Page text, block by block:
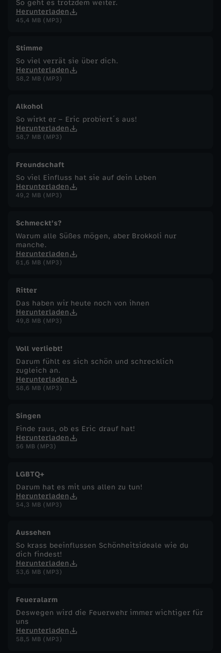
So geht es trotzdem weiter.
Herunterladen
45,4 MB (MP3)
Stimme
So viel verrät sie über dich.
Herunterladen
58,2 MB (MP3)
Alkohol
So wirkt er – Eric probiert´s aus!
Herunterladen
58,7 MB (MP3)
Freundschaft
So viel Einfluss hat sie auf dein Leben
Herunterladen
49,2 MB (MP3)
Schmeckt's?
Warum alle Süßes mögen, aber Brokkoli nur
manche.
Herunterladen
61,6 MB (MP3)
Ritter
Das haben wir heute noch von ihnen
Herunterladen
49,8 MB (MP3)
Voll verliebt!
Darum fühlt es sich schön und schrecklich
zugleich an.
Herunterladen
58,6 MB (MP3)
Singen
Finde raus, ob es Eric drauf hat!
Herunterladen
56 MB (MP3)
LGBTQ+
Darum hat es mit uns allen zu tun!
Herunterladen
54,3 MB (MP3)
Aussehen
So krass beeinflussen Schönheitsideale wie du
dich findest!
Herunterladen
53,6 MB (MP3)
Feueralarm
Deswegen wird die Feuerwehr immer wichtiger für
uns
Herunterladen
58,5 MB (MP3)